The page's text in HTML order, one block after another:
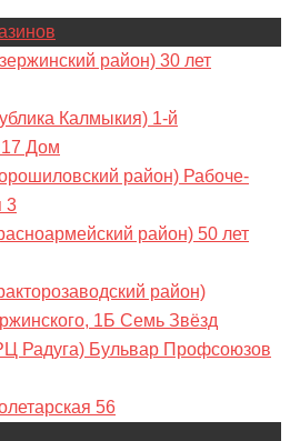
район) 30 лет
Калмыкия) 1-й
Дом
район) Рабоче-
3
район) 50 лет
район)
1Б Семь Звёзд
Радуга) Бульвар Профсоюзов
56